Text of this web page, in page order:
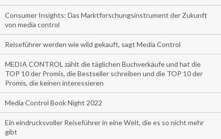
Consumer Insights: Das Marktforschungsinstrument der Zukunft
von media control
Reiseführer werden wie wild gekauft, sagt Media Control
MEDIA CONTROL zählt die täglichen Buchverkäufe und hat die
TOP 10 der Promis, die Bestseller schreiben und die TOP 10 der
Promis, die keinen interessieren
Media Control Book Night 2022
Ein eindrucksvoller Reiseführer in eine Welt, die es so nicht mehr
gibt